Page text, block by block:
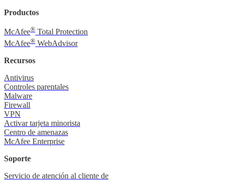
Productos
McAfee® Total Protection
McAfee® WebAdvisor
Recursos
Antivirus
Controles parentales
Malware
Firewall
VPN
Activar tarjeta minorista
Centro de amenazas
McAfee Enterprise
Soporte
Servicio de atención al cliente de